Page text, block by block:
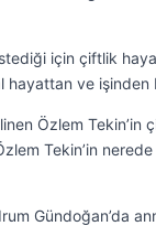
için çiftlik
hayattan ve
Özlem Tekin’in
Özlem Tekin’in
Gündoğan’da